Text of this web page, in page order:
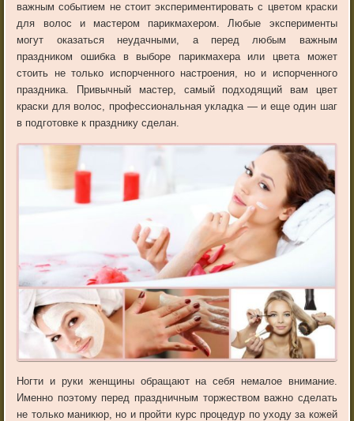
важным событием не стоит экспериментировать с цветом краски
для волос и мастером парикмахером. Любые эксперименты
могут оказаться неудачными, а перед любым важным
праздником ошибка в выборе парикмахера или цвета может
стоить не только испорченного настроения, но и испорченного
праздника. Привычный мастер, самый подходящий вам цвет
краски для волос, профессиональная укладка — и еще один шаг
в подготовке к празднику сделан.
Ногти и руки женщины обращают на себя немалое внимание.
Именно поэтому перед праздничным торжеством важно сделать
не только маникюр, но и пройти курс процедур по уходу за кожей